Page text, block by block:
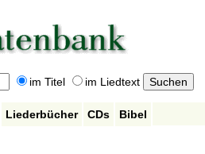
im Titel im Liedtext
Liederbücher CDs
Bibel